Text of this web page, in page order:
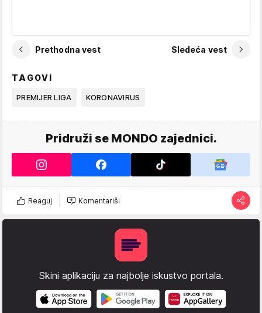
Prethodna vest Sledeća vest
TAGOVI
PREMIJER LIGA KORONAVIRUS
Pridruži se MONDO zajednici.
Reaguj Komentariši
Skini aplikaciju za najbolje iskustvo portala.